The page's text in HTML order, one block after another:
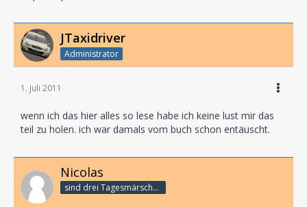
JTaxidriver
Administrator
1. Juli 2011
wenn ich das hier alles so lese habe ich keine lust mir das
teil zu holen. ich war damals vom buch schon entäuscht.
Nicolas
sind drei Tagesmärsche bis zum Subway ...